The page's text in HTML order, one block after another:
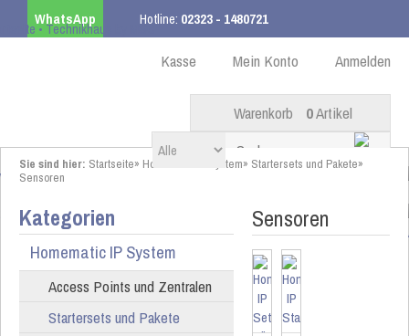
WhatsApp Hotline: 02323 - 1480721
ab 99,00 € innerhalb DE Anmelden
Mein Konto
Kasse
Warenkorb 0Artikel
Sie sind hier: Startseite» Homematic IP System» Startersets und Pakete»
Sensoren
Kategorien
Homematic IP System
Access Points und Zentralen
Startersets und Pakete
Sensoren